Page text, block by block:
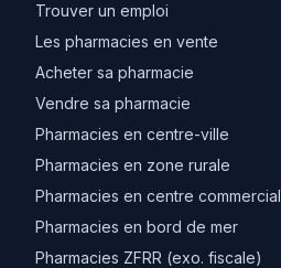
Trouver un emploi
Les pharmacies en vente
Acheter sa pharmacie
Vendre sa pharmacie
Pharmacies en centre-ville
Pharmacies en zone rurale
Pharmacies en centre commercial
Pharmacies en bord de mer
Pharmacies ZFRR (exo. fiscale)